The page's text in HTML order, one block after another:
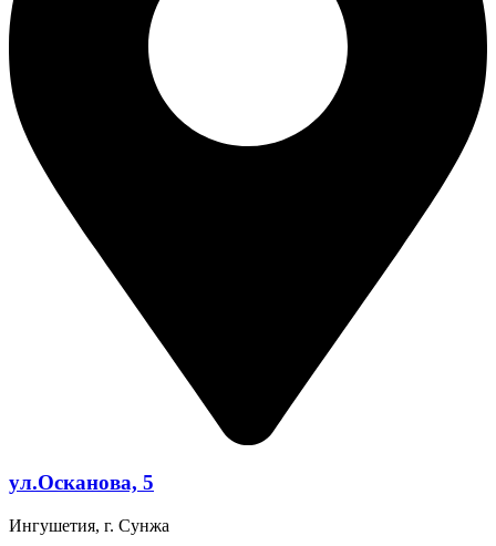
ул.Осканова, 5
Ингушетия, г. Сунжа